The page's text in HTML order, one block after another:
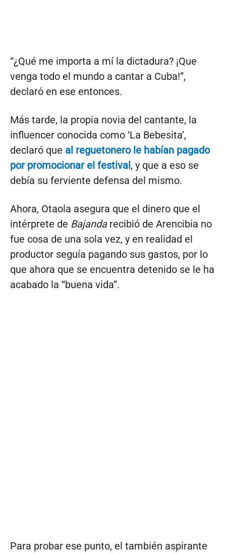
“¿Qué me importa a mí la dictadura? ¡Que
venga todo el mundo a cantar a Cuba!”,
declaró en ese entonces.
Más tarde, la propia novia del cantante, la
influencer conocida como ‘La Bebesita’,
declaró que al reguetonero le habían pagado
por promocionar el festival, y que a eso se
debía su ferviente defensa del mismo.
Ahora, Otaola asegura que el dinero que el
intérprete de Bajandarecibió de Arencibia no
fue cosa de una sola vez, y en realidad el
productor seguía pagando sus gastos, por lo
que ahora que se encuentra detenido se le ha
acabado la “buena vida”.
Para probar ese punto, el también aspirante